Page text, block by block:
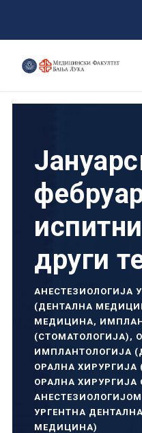
други
АНЕСТЕЗИОЛОГИЈА
(ДЕНТАЛНА
МЕДИЦИНА,
(СТОМАТОЛОГИЈА) ,
ИМПЛАНТОЛОГИЈА
ОРАЛНА
ОРАЛНА
УРГЕНТНА
МЕДИЦИНА)